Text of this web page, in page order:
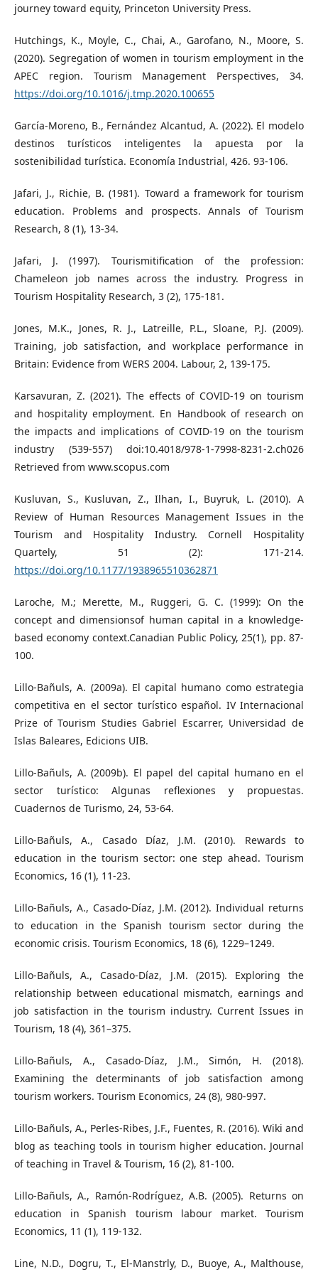
journey toward equity, Princeton University Press.
Hutchings, K., Moyle, C., Chai, A., Garofano, N., Moore, S.
(2020). Segregation of women in tourism employment in the
APEC region. Tourism Management Perspectives, 34.
https://doi.org/10.1016/j.tmp.2020.100655
García-Moreno, B., Fernández Alcantud, A. (2022). El modelo
destinos turísticos inteligentes la apuesta por la
sostenibilidad turística. Economía Industrial, 426. 93-106.
Jafari, J., Richie, B. (1981). Toward a framework for tourism
education. Problems and prospects. Annals of Tourism
Research, 8 (1), 13-34.
Jafari, J. (1997). Tourismitification of the profession:
Chameleon job names across the industry. Progress in
Tourism Hospitality Research, 3 (2), 175-181.
Jones, M.K., Jones, R. J., Latreille, P.L., Sloane, P.J. (2009).
Training, job satisfaction, and workplace performance in
Britain: Evidence from WERS 2004. Labour, 2, 139-175.
Karsavuran, Z. (2021). The effects of COVID-19 on tourism
and hospitality employment. En Handbook of research on
the impacts and implications of COVID-19 on the tourism
industry (539-557) doi:10.4018/978-1-7998-8231-2.ch026
Retrieved from www.scopus.com
Kusluvan, S., Kusluvan, Z., Ilhan, I., Buyruk, L. (2010). A
Review of Human Resources Management Issues in the
Tourism and Hospitality Industry. Cornell Hospitality
Quartely, 51 (2): 171-214.
https://doi.org/10.1177/1938965510362871
Laroche, M.; Merette, M., Ruggeri, G. C. (1999): On the
concept and dimensionsof human capital in a knowledge-
based economy context.Canadian Public Policy, 25(1), pp. 87-
100.
Lillo-Bañuls, A. (2009a). El capital humano como estrategia
competitiva en el sector turístico español. IV Internacional
Prize of Tourism Studies Gabriel Escarrer, Universidad de
Islas Baleares, Edicions UIB.
Lillo-Bañuls, A. (2009b). El papel del capital humano en el
sector turístico: Algunas reflexiones y propuestas.
Cuadernos de Turismo, 24, 53-64.
Lillo-Bañuls, A., Casado Díaz, J.M. (2010). Rewards to
education in the tourism sector: one step ahead. Tourism
Economics, 16 (1), 11-23.
Lillo-Bañuls, A., Casado-Díaz, J.M. (2012). Individual returns
to education in the Spanish tourism sector during the
economic crisis. Tourism Economics, 18 (6), 1229–1249.
Lillo-Bañuls, A., Casado-Díaz, J.M. (2015). Exploring the
relationship between educational mismatch, earnings and
job satisfaction in the tourism industry. Current Issues in
Tourism, 18 (4), 361–375.
Lillo-Bañuls, A., Casado-Díaz, J.M., Simón, H. (2018).
Examining the determinants of job satisfaction among
tourism workers. Tourism Economics, 24 (8), 980-997.
Lillo-Bañuls, A., Perles-Ribes, J.F., Fuentes, R. (2016). Wiki and
blog as teaching tools in tourism higher education. Journal
of teaching in Travel & Tourism, 16 (2), 81-100.
Lillo-Bañuls, A., Ramón-Rodríguez, A.B. (2005). Returns on
education in Spanish tourism labour market. Tourism
Economics, 11 (1), 119-132.
Line, N.D., Dogru, T., El-Manstrly, D., Buoye, A., Malthouse,